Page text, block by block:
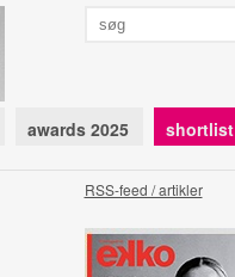
awards 2025 shortlist
RSS-feed / artikler